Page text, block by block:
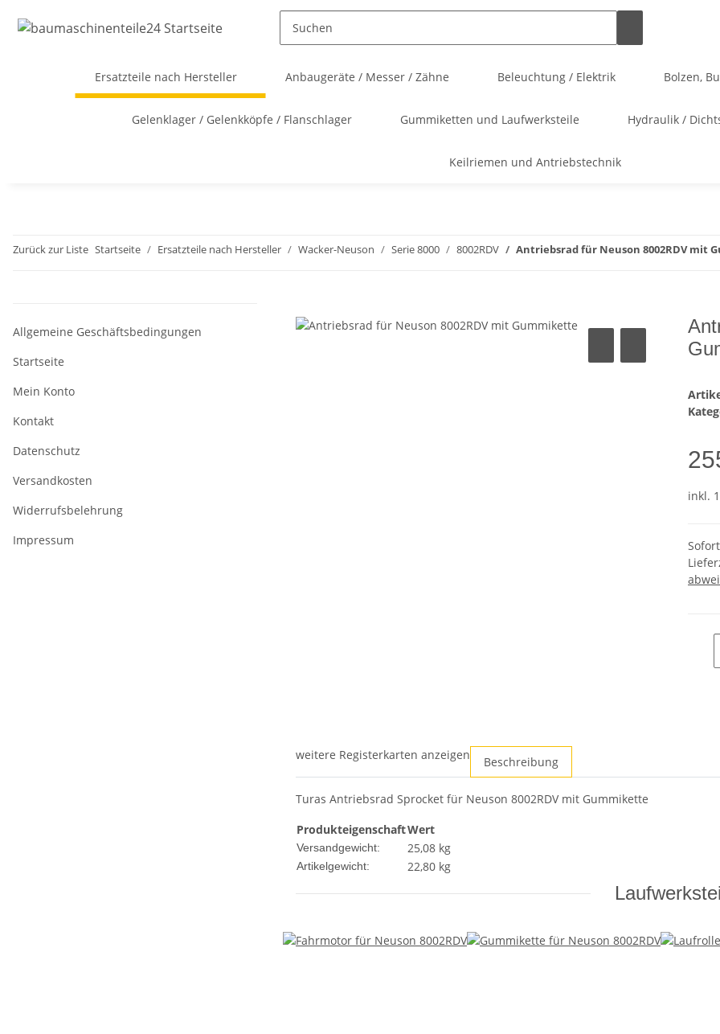
Ersatzteile nach Hersteller Anbaugeräte / Messer / Zähne Beleuchtung / Elektrik Bolzen,
Gelenklager / Gelenkköpfe / Flanschlager Gummiketten und Laufwerksteile Hydraulik /
Keilriemen und Antriebstechnik
Zurück zur Liste Startseite Ersatzteile nach Hersteller Wacker-Neuson Serie 8000 8002RDV Antriebsrad für Neuson 8002RDV mit
inkl.
weitere Registerkarten anzeigen Beschreibung
Turas Antriebsrad Sprocket für Neuson 8002RDV mit Gummikette
ProdukteigenschaftWert
Versandgewicht: 25,08 kg
Artikelgewicht: 22,80 kg
Allgemeine Geschäftsbedingungen
Startseite
Mein Konto
Kontakt
Datenschutz
Versandkosten
Widerrufsbelehrung
Impressum